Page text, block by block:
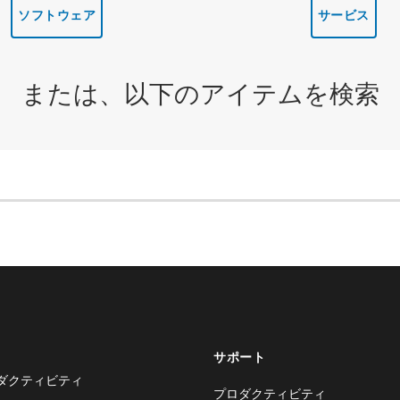
ソフトウェア サービス
または、以下のアイテムを検索
クティビティ
サポート
プロダクティビティ